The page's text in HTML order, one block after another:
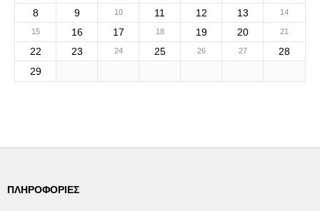
8 9 10 11 12 13 14
15 16 17 18 19 20 21
22 23 24 25 26 27
28
29
ΠΛΗΡΟΦΟΡΊΕΣ